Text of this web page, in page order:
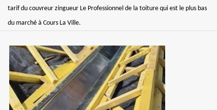
tarif du couvreur zingueur Le Professionnel de la toiture qui est le plus bas
du marché à Cours La Ville.